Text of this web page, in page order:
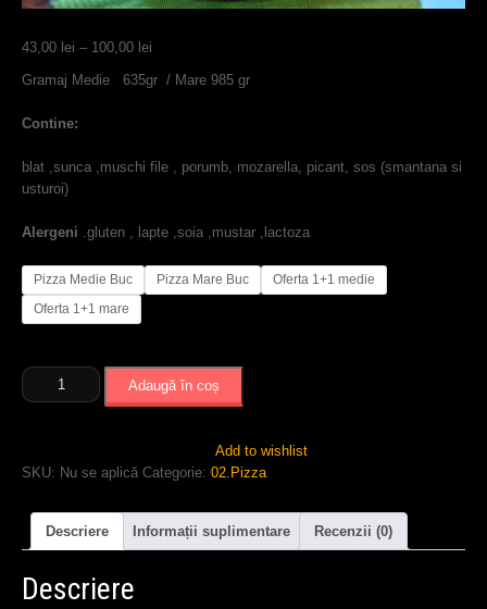
43,00 lei – 100,00 lei
prețuri:
100,00 lei
Gramaj Medie 635gr / Mare 985 gr
Contine:
blat ,sunca ,muschi file , porumb, mozarella, picant, sos (smantana si
usturoi)
Alergeni .gluten , lapte ,soia ,mustar ,lactoza
Pizza Medie Buc Pizza Mare Buc
Oferta 1+1 medie
Oferta 1+1 mare
Cantitate
Pizza
Adaugă în coș
Add to wishlist
SKU: Nu se aplică Categorie: 02.Pizza
Descriere Informații suplimentare Recenzii (0)
Descriere